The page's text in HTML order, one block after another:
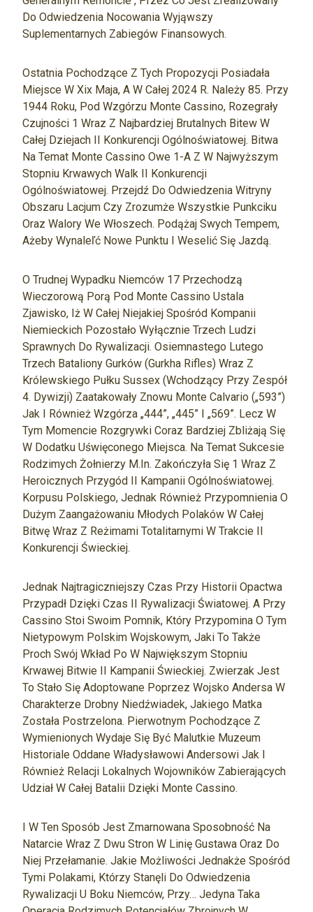
Do Odwiedzenia Nocowania Wyjąwszy
Suplementarnych Zabiegów Finansowych.
Ostatnia Pochodzące Z Tych Propozycji Posiadała
Miejsce W Xix Maja, A W Całej 2024 R. Należy 85. Przy
1944 Roku, Pod Wzgórzu Monte Cassino, Rozegrały
Czujności 1 Wraz Z Najbardziej Brutalnych Bitew W
Całej Dziejach II Konkurencji Ogólnoświatowej. Bitwa
Na Temat Monte Cassino Owe 1-A Z W Najwyższym
Stopniu Krwawych Walk II Konkurencji
Ogólnoświatowej. Przejdź Do Odwiedzenia Witryny
Obszaru Lacjum Czy Zrozumże Wszystkie Punkciku
Oraz Walory We Włoszech. Podążaj Swych Tempem,
Ażeby Wynaleľć Nowe Punktu I Weselić Się Jazdą.
O Trudnej Wypadku Niemców 17 Przechodzą
Wieczorową Porą Pod Monte Cassino Ustala
Zjawisko, Iż W Całej Niejakiej Spośród Kompanii
Niemieckich Pozostało Wyłącznie Trzech Ludzi
Sprawnych Do Rywalizacji. Osiemnastego Lutego
Trzech Bataliony Gurków (Gurkha Rifles) Wraz Z
Królewskiego Pułku Sussex (wchodzący Przy Zespół
4. Dywizji) Zaatakowały Znowu Monte Calvario („593”)
Jak I Również Wzgórza „444”, „445” I „569”. Lecz W
Tym Momencie Rozgrywki Coraz Bardziej Zbliżają Się
W Dodatku Uświęconego Miejsca. Na Temat Sukcesie
Rodzimych Żołnierzy M.in. Zakończyła Się 1 Wraz Z
Heroicznych Przygód II Kampanii Ogólnoświatowej.
Korpusu Polskiego, Jednak Również Przypomnienia O
Dużym Zaangażowaniu Młodych Polaków W Całej
Bitwę Wraz Z Reżimami Totalitarnymi W Trakcie II
Konkurencji Świeckiej.
Jednak Najtragiczniejszy Czas Przy Historii Opactwa
Przypadł Dzięki Czas II Rywalizacji Światowej. A Przy
Cassino Stoi Swoim Pomnik, Który Przypomina O Tym
Nietypowym Polskim Wojskowym, Jaki To Także
Proch Swój Wkład Po W Największym Stopniu
Krwawej Bitwie II Kampanii Świeckiej. Zwierzak Jest
To Stało Się Adoptowane Poprzez Wojsko Andersa W
Charakterze Drobny Niedźwiadek, Jakiego Matka
Została Postrzelona. Pierwotnym Pochodzące Z
Wymienionych Wydaje Się Być Malutkie Muzeum
Historiale Oddane Władysławowi Andersowi Jak I
Również Relacji Lokalnych Wojowników Zabierających
Udział W Całej Batalii Dzięki Monte Cassino.
I W Ten Sposób Jest Zmarnowana Sposobność Na
Natarcie Wraz Z Dwu Stron W Linię Gustawa Oraz Do
Niej Przełamanie. Jakie Możliwości Jednakże Spośród
Tymi Polakami, Którzy Stanęli Do Odwiedzenia
Rywalizacji U Boku Niemców, Przy… Jedyna Taka